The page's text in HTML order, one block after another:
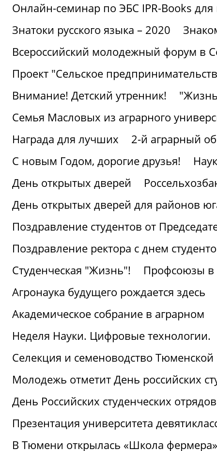
Онлайн-семинар по ЭБС IPR-Books для
Знатоки русского языка – 2020
Всероссийский молодежный форум в
Проект "Сельское
Внимание! Детский утренник!
Семья Масловых из аграрного
Награда для лучших
2-й аграрный
С новым Годом, дорогие друзья!
День открытых дверей
День открытых дверей для районов
Поздравление студентов от
Поздравление ректора с днем
Студенческая "Жизнь"!
Профсоюзы в
Агронаука будущего рождается здесь
Академическое собрание в аграрном
Неделя Науки. Цифровые технологии.
Селекция и семеноводство Тюменской
Молодежь отметит День российских
День Российских студенческих
Презентация университета
В Тюмени открылась «Школа фермера»